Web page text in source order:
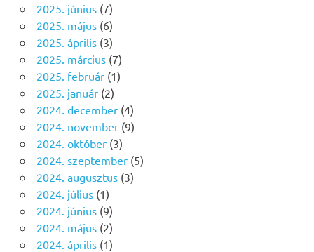
2025. június(7)
2025. május(6)
2025. április(3)
2025. március(7)
2025. február(1)
2025. január(2)
2024. december(4)
2024. november(9)
2024. október(3)
2024. szeptember(5)
2024. augusztus(3)
2024. július(1)
2024. június(9)
2024. május(2)
2024. április(1)